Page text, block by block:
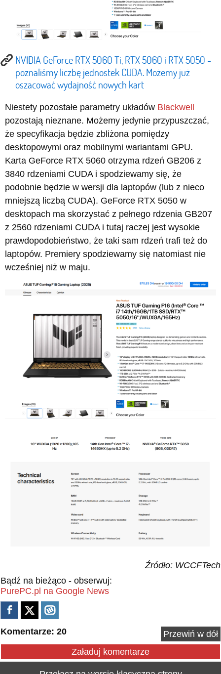
NVIDIA GeForce RTX 5060 Ti, RTX 5060 i RTX 5050 -
poznaliśmy liczbę jednostek CUDA. Możemy już
oszacować wydajność nowych kart
Niestety pozostałe parametry układów Blackwell
pozostają nieznane. Możemy jedynie przypuszczać,
że specyfikacja będzie zbliżona pomiędzy
desktopowymi oraz mobilnymi wariantami GPU.
Karta GeForce RTX 5060 otrzyma rdzeń GB206 z
3840 rdzeniami CUDA i spodziewamy się, że
podobnie będzie w wersji dla laptopów (lub z nieco
mniejszą liczbą CUDA). GeForce RTX 5050 w
desktopach ma skorzystać z pełnego rdzenia GB207
z 2560 rdzeniami CUDA i tutaj raczej jest wysokie
prawdopodobieństwo, że taki sam rdzeń trafi też do
laptopów. Premiery spodziewamy się natomiast nie
wcześniej niż w maju.
Źródło: WCCFTech
Bądź na bieżąco - obserwuj:
PurePC.pl na Google News
Komentarze: 20
Przewiń w dół
Załaduj komentarze